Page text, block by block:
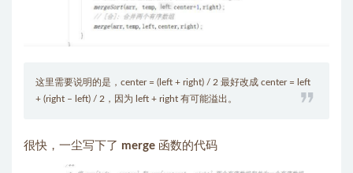
这里需要说明的是，center = (left + right) / 2 最好改成 center = left
+ (right – left) / 2，因为 left + right 有可能溢出。
很快，一尘写下了 merge 函数的代码